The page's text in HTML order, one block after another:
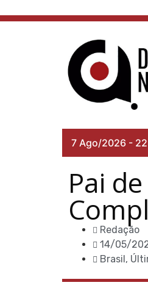
7 Ago/2026 -
Pai
Redação
14/05/
Brasil,